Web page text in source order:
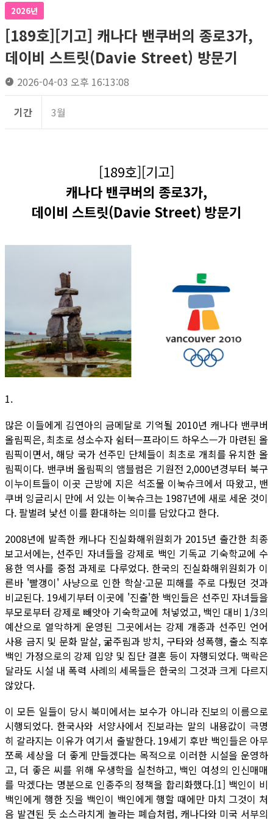
2026년
[189호][기고] 캐나다 밴쿠버의 종로3가,
데이비 스트릿(Davie Street) 방문기
2026-04-03 오후 16:13:08
기간 3월
[189호][기고]
캐나다 밴쿠버의 종로3가,
데이비 스트릿(Davie Street) 방문기
1.
많은 이들에게 김연아의 금메달로 기억될 2010년 캐나다 밴쿠버
올림픽은, 최초로 성소수자 쉼터—프라이드 하우스—가 마련된 올
림픽이면서, 해당 국가 선주민 단체들이 최초로 개최를 유치한 올
림픽이다. 밴쿠버 올림픽의 앰블럼은 기원전 2,000년경부터 북구
이누이트들이 이곳 근방에 지은 석조물 이눅슈크에서 따왔고, 밴
쿠버 잉글리시 만에 서 있는 이눅슈크는 1987년에 새로 세운 것이
다. 팔벌려 낯선 이를 환대하는 의미를 담았다고 한다.
2008년에 발족한 캐나다 진실화해위원회가 2015년 출간한 최종
보고서에는, 선주민 자녀들을 강제로 백인 기독교 기숙학교에 수
용한 역사를 중점 과제로 다루었다. 한국의 진실화해위원회가 이
른바 '빨갱이' 사냥으로 인한 학살·고문 피해를 주로 다뤘던 것과
비교된다. 19세기부터 이곳에 '진출'한 백인들은 선주민 자녀들을
부모로부터 강제로 빼앗아 기숙학교에 처넣었고, 백인 대비 1/3의
예산으로 열악하게 운영된 그곳에서는 강제 개종과 선주민 언어
사용 금지 및 문화 말살, 굶주림과 방치, 구타와 성폭행, 출소 직후
백인 가정으로의 강제 입양 및 집단 결혼 등이 자행되었다. 맥락은
달라도 시설 내 폭력 사례의 세목들은 한국의 그것과 크게 다르지
않았다.
이 모든 일들이 당시 북미에서는 보수가 아니라 진보의 이름으로
시행되었다. 한국사와 서양사에서 진보라는 말의 내용값이 극명
히 갈라지는 이유가 여기서 출발한다. 19세기 후반 백인들은 아무
쪼록 세상을 더 좋게 만들겠다는 목적으로 이러한 시설을 운영하
고, 더 좋은 씨를 위해 우생학을 실천하고, 백인 여성의 인신매매
를 막겠다는 명분으로 인종주의 정책을 합리화했다.[1] 백인이 비
백인에게 행한 짓을 백인이 백인에게 행할 때에만 마치 그것이 처
음 발견된 듯 소스라치게 놀라는 폐습처럼, 캐나다와 미국 서부의